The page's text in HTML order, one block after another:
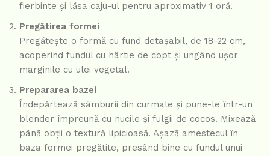
fierbinte și lăsa caju-ul pentru aproximativ 1 oră.
Pregătirea formei
Pregătește o formă cu fund detașabil, de 18-22 cm,
acoperind fundul cu hârtie de copt și ungând ușor
marginile cu ulei vegetal.
Prepararea bazei
Îndepărtează sâmburii din curmale și pune-le într-un
blender împreună cu nucile și fulgii de cocos. Mixează
până obții o textură lipicioasă. Așază amestecul în
baza formei pregătite, presând bine cu fundul unui